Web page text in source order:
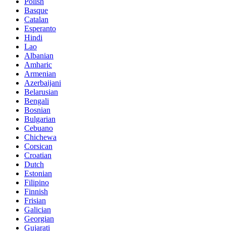
Basque
Catalan
Esperanto
Hindi
Lao
Albanian
Amharic
Armenian
Azerbaijani
Belarusian
Bengali
Bosnian
Bulgarian
Cebuano
Chichewa
Corsican
Croatian
Dutch
Estonian
Filipino
Finnish
Frisian
Galician
Georgian
Gujarati